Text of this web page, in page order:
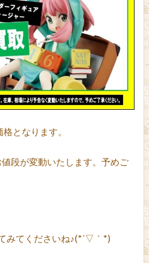
となります。
段が変動いたします。予めご
みてくださいね♪(*´▽｀*)